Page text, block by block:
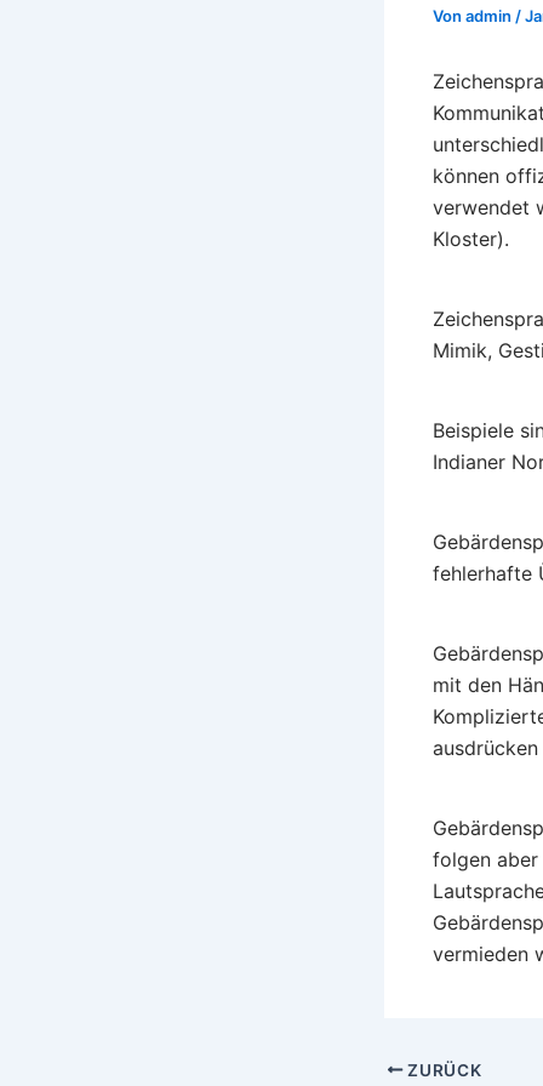
Von admin /
können
verwendet
Kloster).
Mimik,
Beispiele
Indianer
fehlerhafte
mit den
folgen aber
vermieden
ZURÜCK